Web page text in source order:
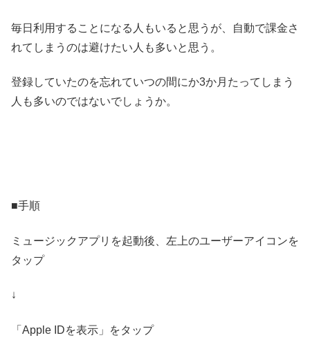
毎日利用することになる人もいると思うが、自動で課金さ
れてしまうのは避けたい人も多いと思う。
登録していたのを忘れていつの間にか3か月たってしまう
人も多いのではないでしょうか。
■手順
ミュージックアプリを起動後、左上のユーザーアイコンを
タップ
↓
「Apple IDを表示」をタップ